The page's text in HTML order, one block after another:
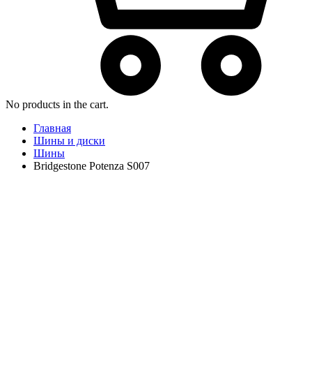
No products in the cart.
Главная
Шины и диски
Шины
Bridgestone Potenza S007